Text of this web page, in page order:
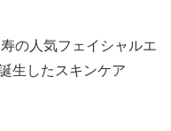
の人気フェイシャルエ
生したスキンケア